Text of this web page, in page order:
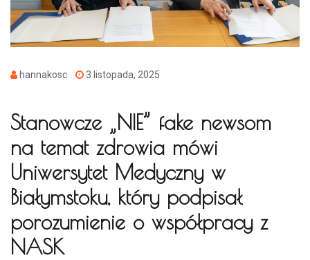
hannakosc 3 listopada, 2025
Stanowcze „NIE” fake newsom
na temat zdrowia mówi
Uniwersytet Medyczny w
Białymstoku, który podpisał
porozumienie o współpracy z
NASK